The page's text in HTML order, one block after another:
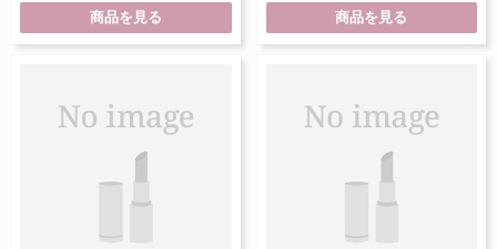
商品を見る 商品を見る